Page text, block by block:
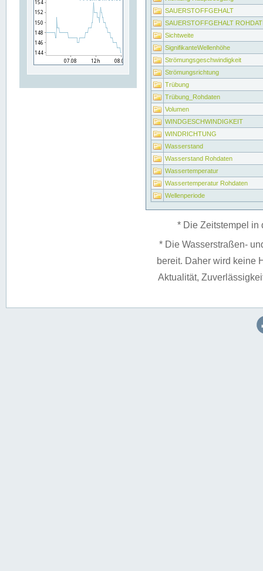
SAUERSTOFFGEHALT
SAUERSTOFFGEHALT
Sichtweite
SignifikanteWellenhöhe
Strömungsgeschwindigkeit
Strömungsrichtung
Trübung
Trübung_Rohdaten
Volumen
WINDGESCHWINDIGKEIT
WINDRICHTUNG
Wasserstand
Wasserstand Rohdaten
Wassertemperatur
Wassertemperatur Rohdaten
Wellenperiode
* Die Zeitstempel in
* Die Wasserstraßen-
bereit. Daher wird keine
Aktualität,